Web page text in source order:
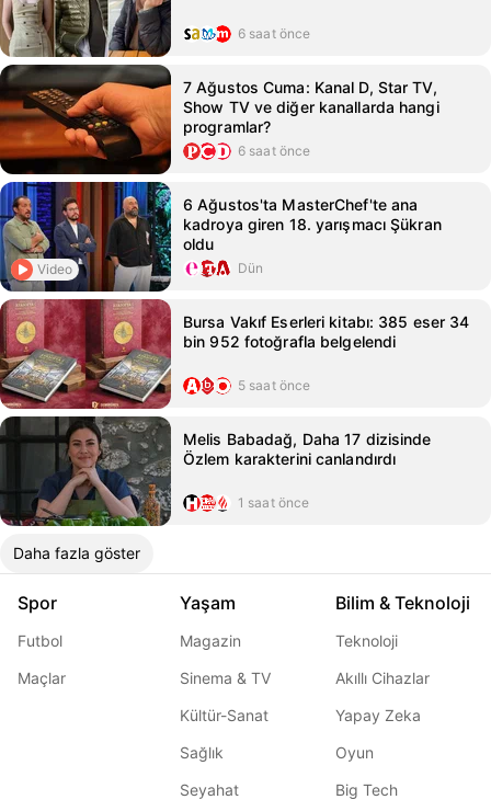
6 saat önce
7 Ağustos Cuma: Kanal D, Star TV,
Show TV ve diğer kanallarda hangi
programlar?
6 saat önce
Video
6 Ağustos'ta MasterChef'te ana
kadroya giren 18. yarışmacı Şükran
oldu
Dün
Bursa Vakıf Eserleri kitabı: 385 eser 34
bin 952 fotoğrafla belgelendi
5 saat önce
Melis Babadağ, Daha 17 dizisinde
Özlem karakterini canlandırdı
1 saat önce
Daha fazla göster
Spor
Futbol
Maçlar
Yaşam
Magazin
Sinema & TV
Kültür-Sanat
Sağlık
Seyahat
Bilim & Teknoloji
Teknoloji
Akıllı Cihazlar
Yapay Zeka
Oyun
Big Tech